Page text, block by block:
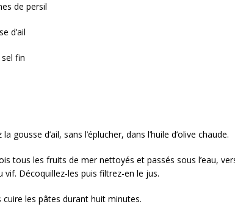
de persil
d’ail
fin
gousse d’ail, sans l’éplucher, dans l’huile d’olive chaude.
tous les fruits de mer nettoyés et passés sous l’eau,
vif. Décoquillez-les puis filtrez-en le jus.
cuire les pâtes durant huit minutes.